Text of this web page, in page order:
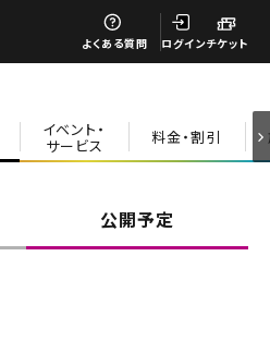
よくある質問 ログインチケット
イベント・
サービス 料金・割引
公開予定
閉じる
閉じる